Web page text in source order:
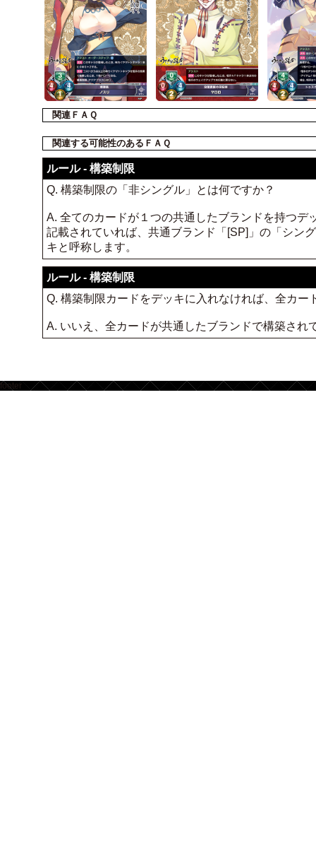
関連ＦＡＱ
関連する可能性のあるＦＡＱ
ルール - 構築制限
Q. 構築制限の「非シングル」とは何ですか？
A. 全てのカードが１つの共通したブランドを持つ
記載されていれば、共通ブランド「[SP]」の「シン
キと呼称します。
ルール - 構築制限
Q. 構築制限カードをデッキに入れなければ、全カ
A. いいえ、全カードが共通したブランドで構築され
footer